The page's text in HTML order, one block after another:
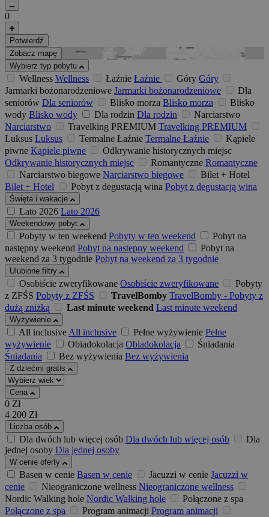
0
Potwierdź
Zobacz mapę
Wybierz typ pobytu
Wellness Wellness Łaźnie Łaźnie Góry Góry
Jarmarki bożonarodzeniowe Jarmarki bożonarodzeniowe
Dla
seniorów Dla seniorów Blisko morza Blisko morza
Blisko
wody Blisko wody Dla rodzin Dla rodzin
Narciarstwo
Narciarstwo
Travelking PREMIUM Travelking PREMIUM
Luksus Luksus Termalne Łaźnie Termalne Łaźnie
Kąpiele
piwne Kąpiele piwne
Odkrywanie historycznych miejsc
Odkrywanie historycznych miejsc
Romantyczne Romantyczne
Narciarstwo biegowe Narciarstwo biegowe
Bilet + Hotel
Bilet + Hotel
Pobyt z degustacją wina Pobyt z degustacją wina
Święta i wakacje
Lato 2026 Lato 2026
Weekendowy pobyt
Pobyty w ten weekend Pobyty w ten weekend
Pobyt na
następny weekend Pobyt na następny weekend
Pobyt na
weekend za 3 tygodnie Pobyt na weekend za 3 tygodnie
Ulubione filtry
Osobiście zweryfikowane Osobiście zweryfikowane
Pobyty
z ZFŚS Pobyty z ZFŚS TravelBomby TravelBomby - Pobyty z
dużą zniżką
Last minute weekend Last minute weekend
Wyżywienie
All inclusiveAll inclusive Pełne wyżywienie Pełne
wyżywienie
Obiadokolacja Obiadokolacja
Śniadania
Śniadania
Bez wyżywienia Bez wyżywienia
Z dziećmi gratis
Cena
0 Zł
4 200 Zł
Liczba osób
Dla dwóch lub więcej osób Dla dwóch lub więcej osób
Dla
jednej osoby Dla jednej osoby
W cenie oferty
Basen w cenie Basen w cenie Jacuzzi w cenie Jacuzzi w
cenie
Nieograniczone wellness Nieograniczone wellness
Nordic Walking hole Nordic Walking hole
Połączone z spa
Połączone z spa
Program animacji Program animacji